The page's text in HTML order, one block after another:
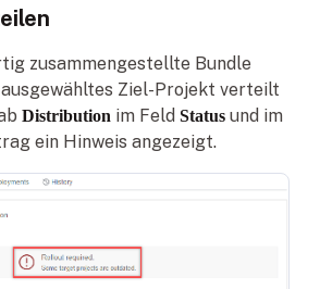
zusammengestellte Bundle
Ziel-Projekt verteilt
Distribution im Feld Status und im
ein Hinweis angezeigt.